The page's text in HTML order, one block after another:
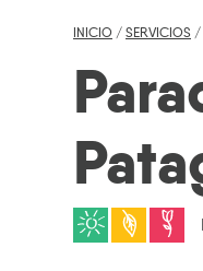
INICIO / SERVICIOS /